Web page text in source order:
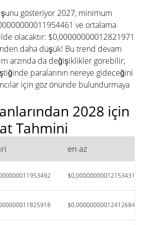
gösteriyor 2027, minimum
ve ortalama
olacaktır: $0,00000000012821971
daha düşük! Bu trend devam
arzında da değişiklikler görebilir;
paralarının nereye gideceğini
için göz önünde bulundurmaya
2028 için
Tahmini
en az
$0,00000000012153431
$0,00000000012412684